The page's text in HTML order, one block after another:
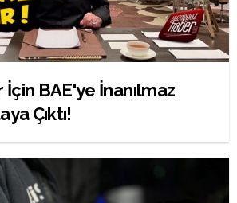
BAE'ye İnanılmaz
Çıktı!